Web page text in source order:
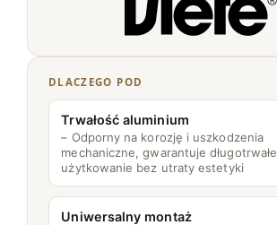
8
M
DLACZEGO POD
Trwałość aluminium
– Odporny na korozję i uszkodzenia
mechaniczne, gwarantuje długotrwałe
użytkowanie bez utraty estetyki
Uniwersalny montaż